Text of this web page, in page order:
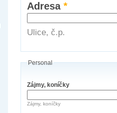
Adresa*
Ulice, č.p.
Personal
Zájmy, koníčky
Zájmy, koníčky